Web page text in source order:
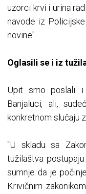
uzorci krvi i urina
navode iz
novine".
Oglasili se i iz
Upit smo poslali i
Banjaluci, ali,
konkretnom slučaju
"U skladu sa
tužilaštva
sumnje da je
Krivičnim